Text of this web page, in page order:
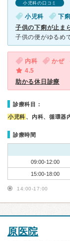
小児科の口コミ
小児科 下
子供の下痢が止ま
内科 かぜ
4.5
助かる休日診療
診療科目：
小児科 、内科、循環器
診療時間
09:00-12:00
15:00-18:00
14:00-17:00
原医院